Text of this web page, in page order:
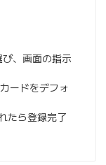
び、画面の指示
ードをデフォ
たら登録完了